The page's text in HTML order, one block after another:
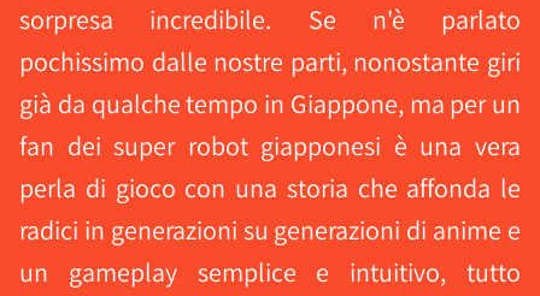
sorpresa incredibile. Se n'è parlato
pochissimo dalle nostre parti, nonostante giri
già da qualche tempo in Giappone, ma per un
fan dei super robot giapponesi è una vera
perla di gioco con una storia che affonda le
radici in generazioni su generazioni di anime e
un gameplay semplice e intuitivo, tutto